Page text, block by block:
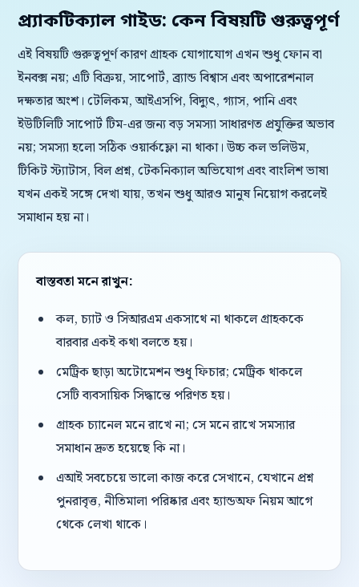
প্র্যাকটিক্যাল গাইড: কেন বিষয়টি গুরুত্বপূর্ণ
এই বিষয়টি গুরুত্বপূর্ণ কারণ গ্রাহক যোগাযোগ এখন শুধু ফোন বা
ইনবক্স নয়; এটি বিক্রয়, সাপোর্ট, ব্র্যান্ড বিশ্বাস এবং অপারেশনাল
দক্ষতার অংশ। টেলিকম, আইএসপি, বিদ্যুৎ, গ্যাস, পানি এবং
ইউটিলিটি সাপোর্ট টিম-এর জন্য বড় সমস্যা সাধারণত প্রযুক্তির অভাব
নয়; সমস্যা হলো সঠিক ওয়ার্কফ্লো না থাকা। উচ্চ কল ভলিউম,
টিকিট স্ট্যাটাস, বিল প্রশ্ন, টেকনিক্যাল অভিযোগ এবং বাংলিশ ভাষা
যখন একই সঙ্গে দেখা যায়, তখন শুধু আরও মানুষ নিয়োগ করলেই
সমাধান হয় না।
বাস্তবতা মনে রাখুন:
কল, চ্যাট ও সিআরএম একসাথে না থাকলে গ্রাহককে
বারবার একই কথা বলতে হয়।
মেট্রিক ছাড়া অটোমেশন শুধু ফিচার; মেট্রিক থাকলে
সেটি ব্যবসায়িক সিদ্ধান্তে পরিণত হয়।
গ্রাহক চ্যানেল মনে রাখে না; সে মনে রাখে সমস্যার
সমাধান দ্রুত হয়েছে কি না।
এআই সবচেয়ে ভালো কাজ করে সেখানে, যেখানে প্রশ্ন
পুনরাবৃত্ত, নীতিমালা পরিষ্কার এবং হ্যান্ডঅফ নিয়ম আগে
থেকে লেখা থাকে।